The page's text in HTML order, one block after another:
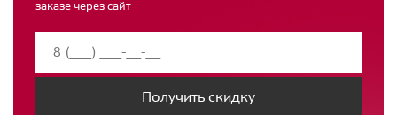
заказе через сайт
Получить скидку